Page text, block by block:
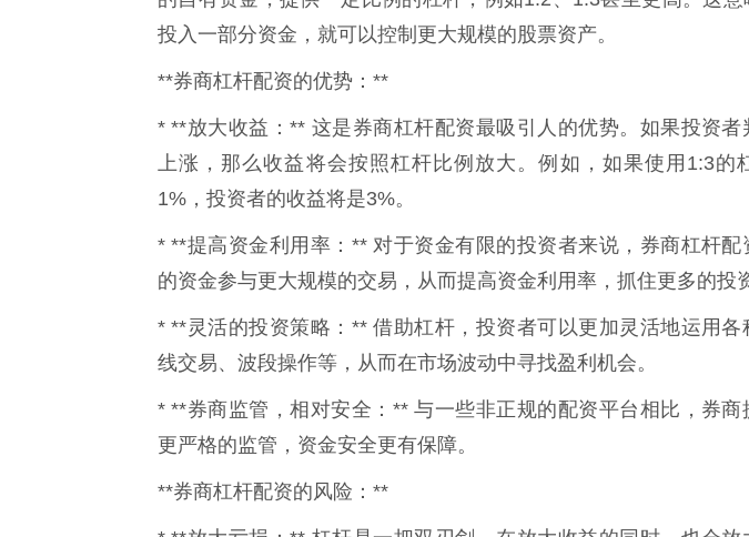
投入一部分资金，就可以控制更大规模的股票资产。
**券商杠杆配资的优势：**
* **放大收益：** 这是券商杠杆配资最吸引人的优势。如果投资
上涨，那么收益将会按照杠杆比例放大。例如，如果使用1:3的
1%，投资者的收益将是3%。
* **提高资金利用率：** 对于资金有限的投资者来说，券商杠杆
的资金参与更大规模的交易，从而提高资金利用率，抓住更多的投
* **灵活的投资策略：** 借助杠杆，投资者可以更加灵活地运用
线交易、波段操作等，从而在市场波动中寻找盈利机会。
* **券商监管，相对安全：** 与一些非正规的配资平台相比，券商
更严格的监管，资金安全更有保障。
**券商杠杆配资的风险：**